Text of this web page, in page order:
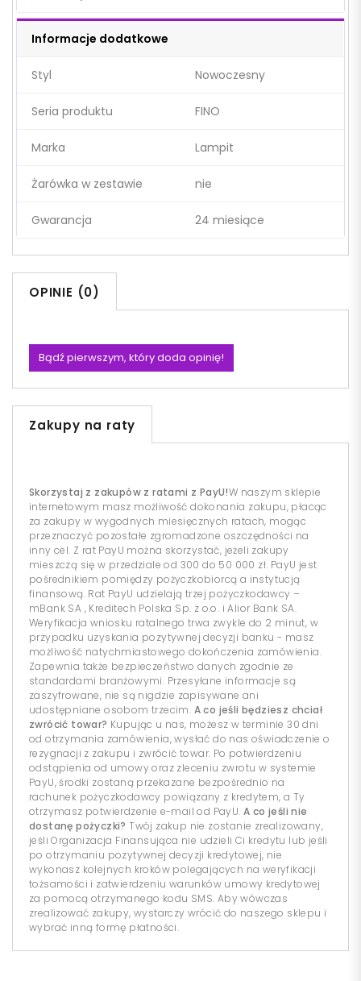
Informacje dodatkowe
Styl Nowoczesny
Seria produktu FINO
Marka Lampit
Żarówka w zestawie nie
Gwarancja 24 miesiące
OPINIE (0)
Bądź pierwszym, który doda opinię!
Zakupy na raty
Skorzystaj z zakupów z ratami z PayU!W naszym sklepie
internetowym masz możliwość dokonania zakupu, płacąc
za zakupy w wygodnych miesięcznych ratach, mogąc
przeznaczyć pozostałe zgromadzone oszczędności na
inny cel. Z rat PayU można skorzystać, jeżeli zakupy
mieszczą się w przedziale od 300 do 50 000 zł. PayU jest
pośrednikiem pomiędzy pożyczkobiorcą a instytucją
finansową. Rat PayU udzielają trzej pożyczkodawcy –
mBank SA , Kreditech Polska Sp. z o.o. i Alior Bank SA.
Weryfikacja wniosku ratalnego trwa zwykle do 2 minut, w
przypadku uzyskania pozytywnej decyzji banku - masz
możliwość natychmiastowego dokończenia zamówienia.
Zapewnia także bezpieczeństwo danych zgodnie ze
standardami branżowymi. Przesyłane informacje są
zaszyfrowane, nie są nigdzie zapisywane ani
udostępniane osobom trzecim. A co jeśli będziesz chciał
zwrócić towar? Kupując u nas, możesz w terminie 30 dni
od otrzymania zamówienia, wysłać do nas oświadczenie o
rezygnacji z zakupu i zwrócić towar. Po potwierdzeniu
odstąpienia od umowy oraz zleceniu zwrotu w systemie
PayU, środki zostaną przekazane bezpośrednio na
rachunek pożyczkodawcy powiązany z kredytem, a Ty
otrzymasz potwierdzenie e-mail od PayU. A co jeśli nie
dostanę pożyczki? Twój zakup nie zostanie zrealizowany,
jeśli Organizacja Finansująca nie udzieli Ci kredytu lub jeśli
po otrzymaniu pozytywnej decyzji kredytowej, nie
wykonasz kolejnych kroków polegających na weryfikacji
tożsamości i zatwierdzeniu warunków umowy kredytowej
za pomocą otrzymanego kodu SMS. Aby wówczas
zrealizować zakupy, wystarczy wrócić do naszego sklepu i
wybrać inną formę płatności.